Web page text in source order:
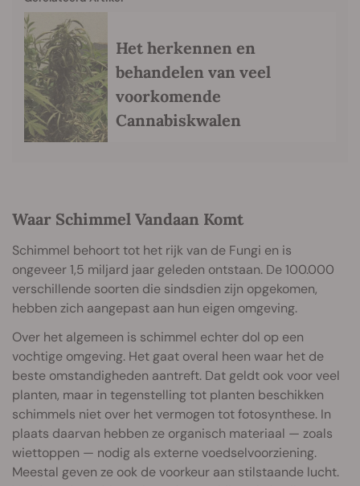
Het herkennen en
behandelen van veel
voorkomende
Cannabiskwalen
Waar Schimmel Vandaan Komt
Schimmel behoort tot het rijk van de Fungi en is
ongeveer 1,5 miljard jaar geleden ontstaan. De 100.000
verschillende soorten die sindsdien zijn opgekomen,
hebben zich aangepast aan hun eigen omgeving.
Over het algemeen is schimmel echter dol op een
vochtige omgeving. Het gaat overal heen waar het de
beste omstandigheden aantreft. Dat geldt ook voor veel
planten, maar in tegenstelling tot planten beschikken
schimmels niet over het vermogen tot fotosynthese. In
plaats daarvan hebben ze organisch materiaal — zoals
wiettoppen — nodig als externe voedselvoorziening.
Meestal geven ze ook de voorkeur aan stilstaande lucht.